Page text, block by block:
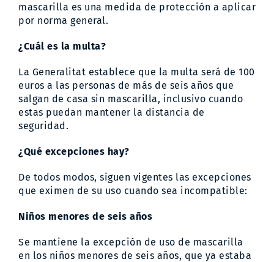
mascarilla es una medida de protección a aplicar
por norma general.
¿Cuál es la multa?
La Generalitat establece que la multa será de 100
euros a las personas de más de seis años que
salgan de casa sin mascarilla, inclusivo cuando
estas puedan mantener la distancia de
seguridad.
¿Qué excepciones hay?
De todos modos, siguen vigentes las excepciones
que eximen de su uso cuando sea incompatible:
Niños menores de seis años
Se mantiene la excepción de uso de mascarilla
en los niños menores de seis años, que ya estaba